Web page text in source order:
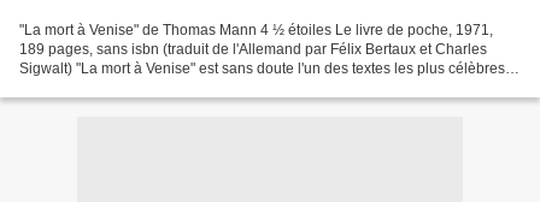
"La mort à Venise" de Thomas Mann 4 ½ étoiles Le livre de poche, 1971,
189 pages, sans isbn (traduit de l'Allemand par Félix Bertaux et Charles
Sigwalt) "La mort à Venise" est sans doute l'un des textes les plus célèbres